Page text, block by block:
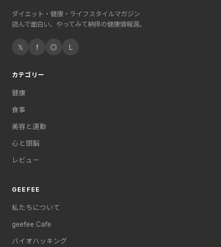
ダイエット・健康・ライフスタイルマガジン
読んで面白い、やってみて納得の健康情報源。
𝕏 f ◎ L
カテゴリー
健康
食事
美容と運動
心と頭脳
レビュー
GEEFEE
私たちについて
geefee Cafe
バイオハッキング